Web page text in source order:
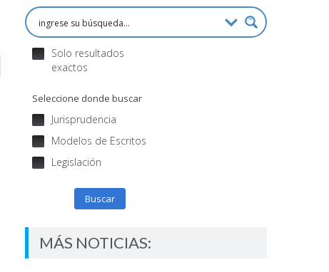
Solo resultados
exactos
Seleccione donde buscar
Jurisprudencia
Modelos de Escritos
Legislación
Buscar
MÁS NOTICIAS: